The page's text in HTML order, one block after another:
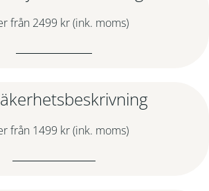
från 2499 kr (ink. moms)
från 1499 kr (ink. moms)